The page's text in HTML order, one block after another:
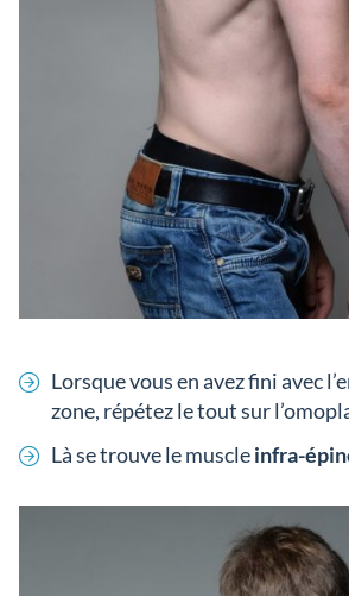
Lorsque vous en avez fini avec
zone, répétez le tout sur
Là se trouve le muscleinfra-